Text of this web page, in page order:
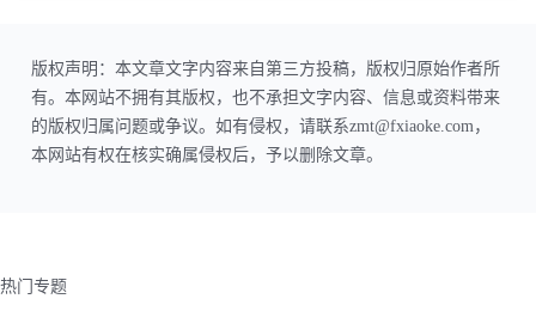
版权声明：本文章文字内容来自第三方投稿，版权归原始作者所
有。本网站不拥有其版权，也不承担文字内容、信息或资料带来
的版权归属问题或争议。如有侵权，请联系zmt@fxiaoke.com，
本网站有权在核实确属侵权后，予以删除文章。
热门专题